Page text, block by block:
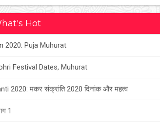
Hot
2020: Puja Muhurat
Festival Dates, Muhurat
2020: मकर संक्रांति 2020 दिनांक और महत्व
1